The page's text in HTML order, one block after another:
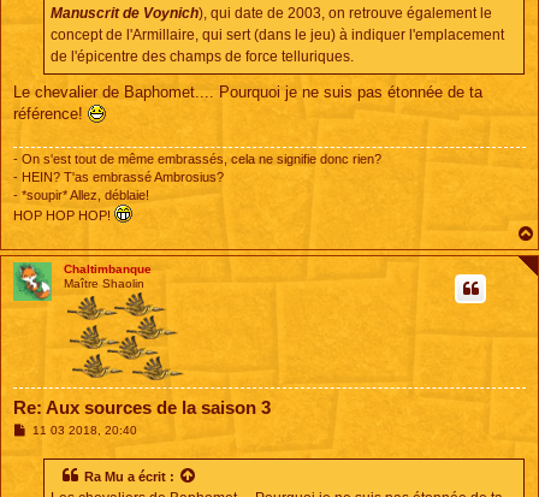
Manuscrit de Voynich), qui date de 2003, on retrouve également le
concept de l'Armillaire, qui sert (dans le jeu) à indiquer l'emplacement
de l'épicentre des champs de force telluriques.
Le chevalier de Baphomet.... Pourquoi je ne suis pas étonnée de ta
référence!
- On s'est tout de même embrassés, cela ne signifie donc rien?
- HEIN? T'as embrassé Ambrosius?
- *soupir* Allez, déblaie!
HOP HOP HOP!
Chaltimbanque
Maître Shaolin
Re: Aux sources de la saison 3
M
11 03 2018, 20:40
Ra Mu a écrit :